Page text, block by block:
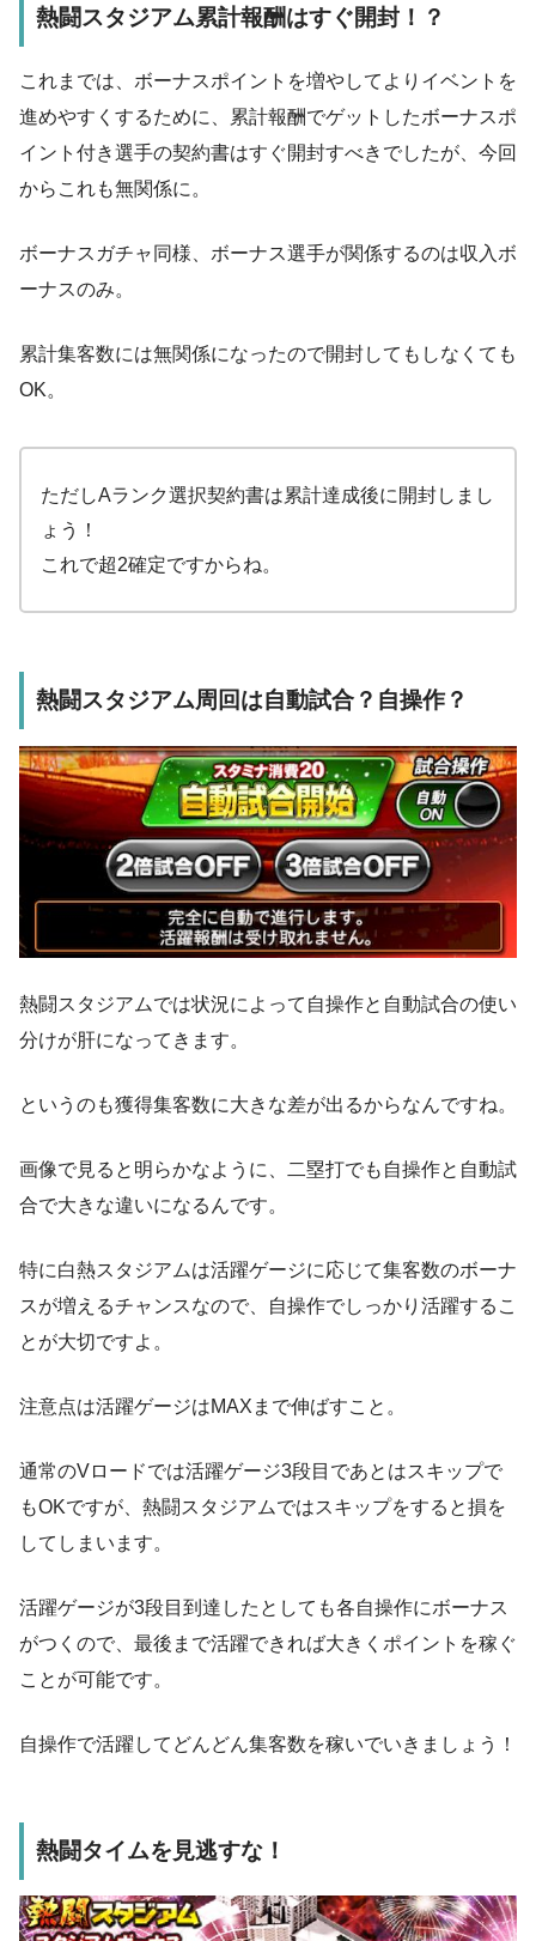
熱闘スタジアム累計報酬はすぐ開封！？
これまでは、ボーナスポイントを増やしてよりイベントを
進めやすくするために、累計報酬でゲットしたボーナスポ
イント付き選手の契約書はすぐ開封すべきでしたが、今回
からこれも無関係に。
ボーナスガチャ同様、ボーナス選手が関係するのは収入ボ
ーナスのみ。
累計集客数には無関係になったので開封してもしなくても
OK。
ただしAランク選択契約書は累計達成後に開封しまし
ょう！
これで超2確定ですからね。
熱闘スタジアム周回は自動試合？自操作？
熱闘スタジアムでは状況によって自操作と自動試合の使い
分けが肝になってきます。
というのも獲得集客数に大きな差が出るからなんですね。
画像で見ると明らかなように、二塁打でも自操作と自動試
合で大きな違いになるんです。
特に白熱スタジアムは活躍ゲージに応じて集客数のボーナ
スが増えるチャンスなので、自操作でしっかり活躍するこ
とが大切ですよ。
注意点は活躍ゲージはMAXまで伸ばすこと。
通常のVロードでは活躍ゲージ3段目であとはスキップで
もOKですが、熱闘スタジアムではスキップをすると損を
してしまいます。
活躍ゲージが3段目到達したとしても各自操作にボーナス
がつくので、最後まで活躍できれば大きくポイントを稼ぐ
ことが可能です。
自操作で活躍してどんどん集客数を稼いでいきましょう！
熱闘タイムを見逃すな！